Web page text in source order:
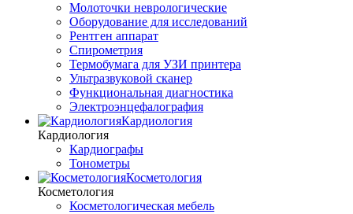
Молоточки неврологические
Оборудование для исследований
Рентген аппарат
Спирометрия
Термобумага для УЗИ принтера
Ультразвуковой сканер
Функциональная диагностика
Электроэнцефалография
Кардиология
Кардиология
Кардиографы
Тонометры
Косметология
Косметология
Косметологическая мебель